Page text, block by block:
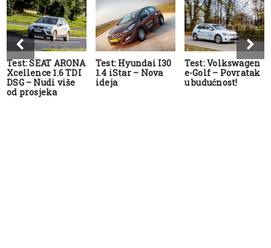
Test: SEAT ARONA
Xcellence 1.6 TDI
DSG – Nudi više
od prosjeka
Test: Hyundai I30
1.4 iStar – Nova
ideja
Test: Volkswagen
e-Golf – Povratak
u budućnost!